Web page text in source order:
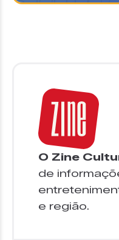
O Zine
de
e região.